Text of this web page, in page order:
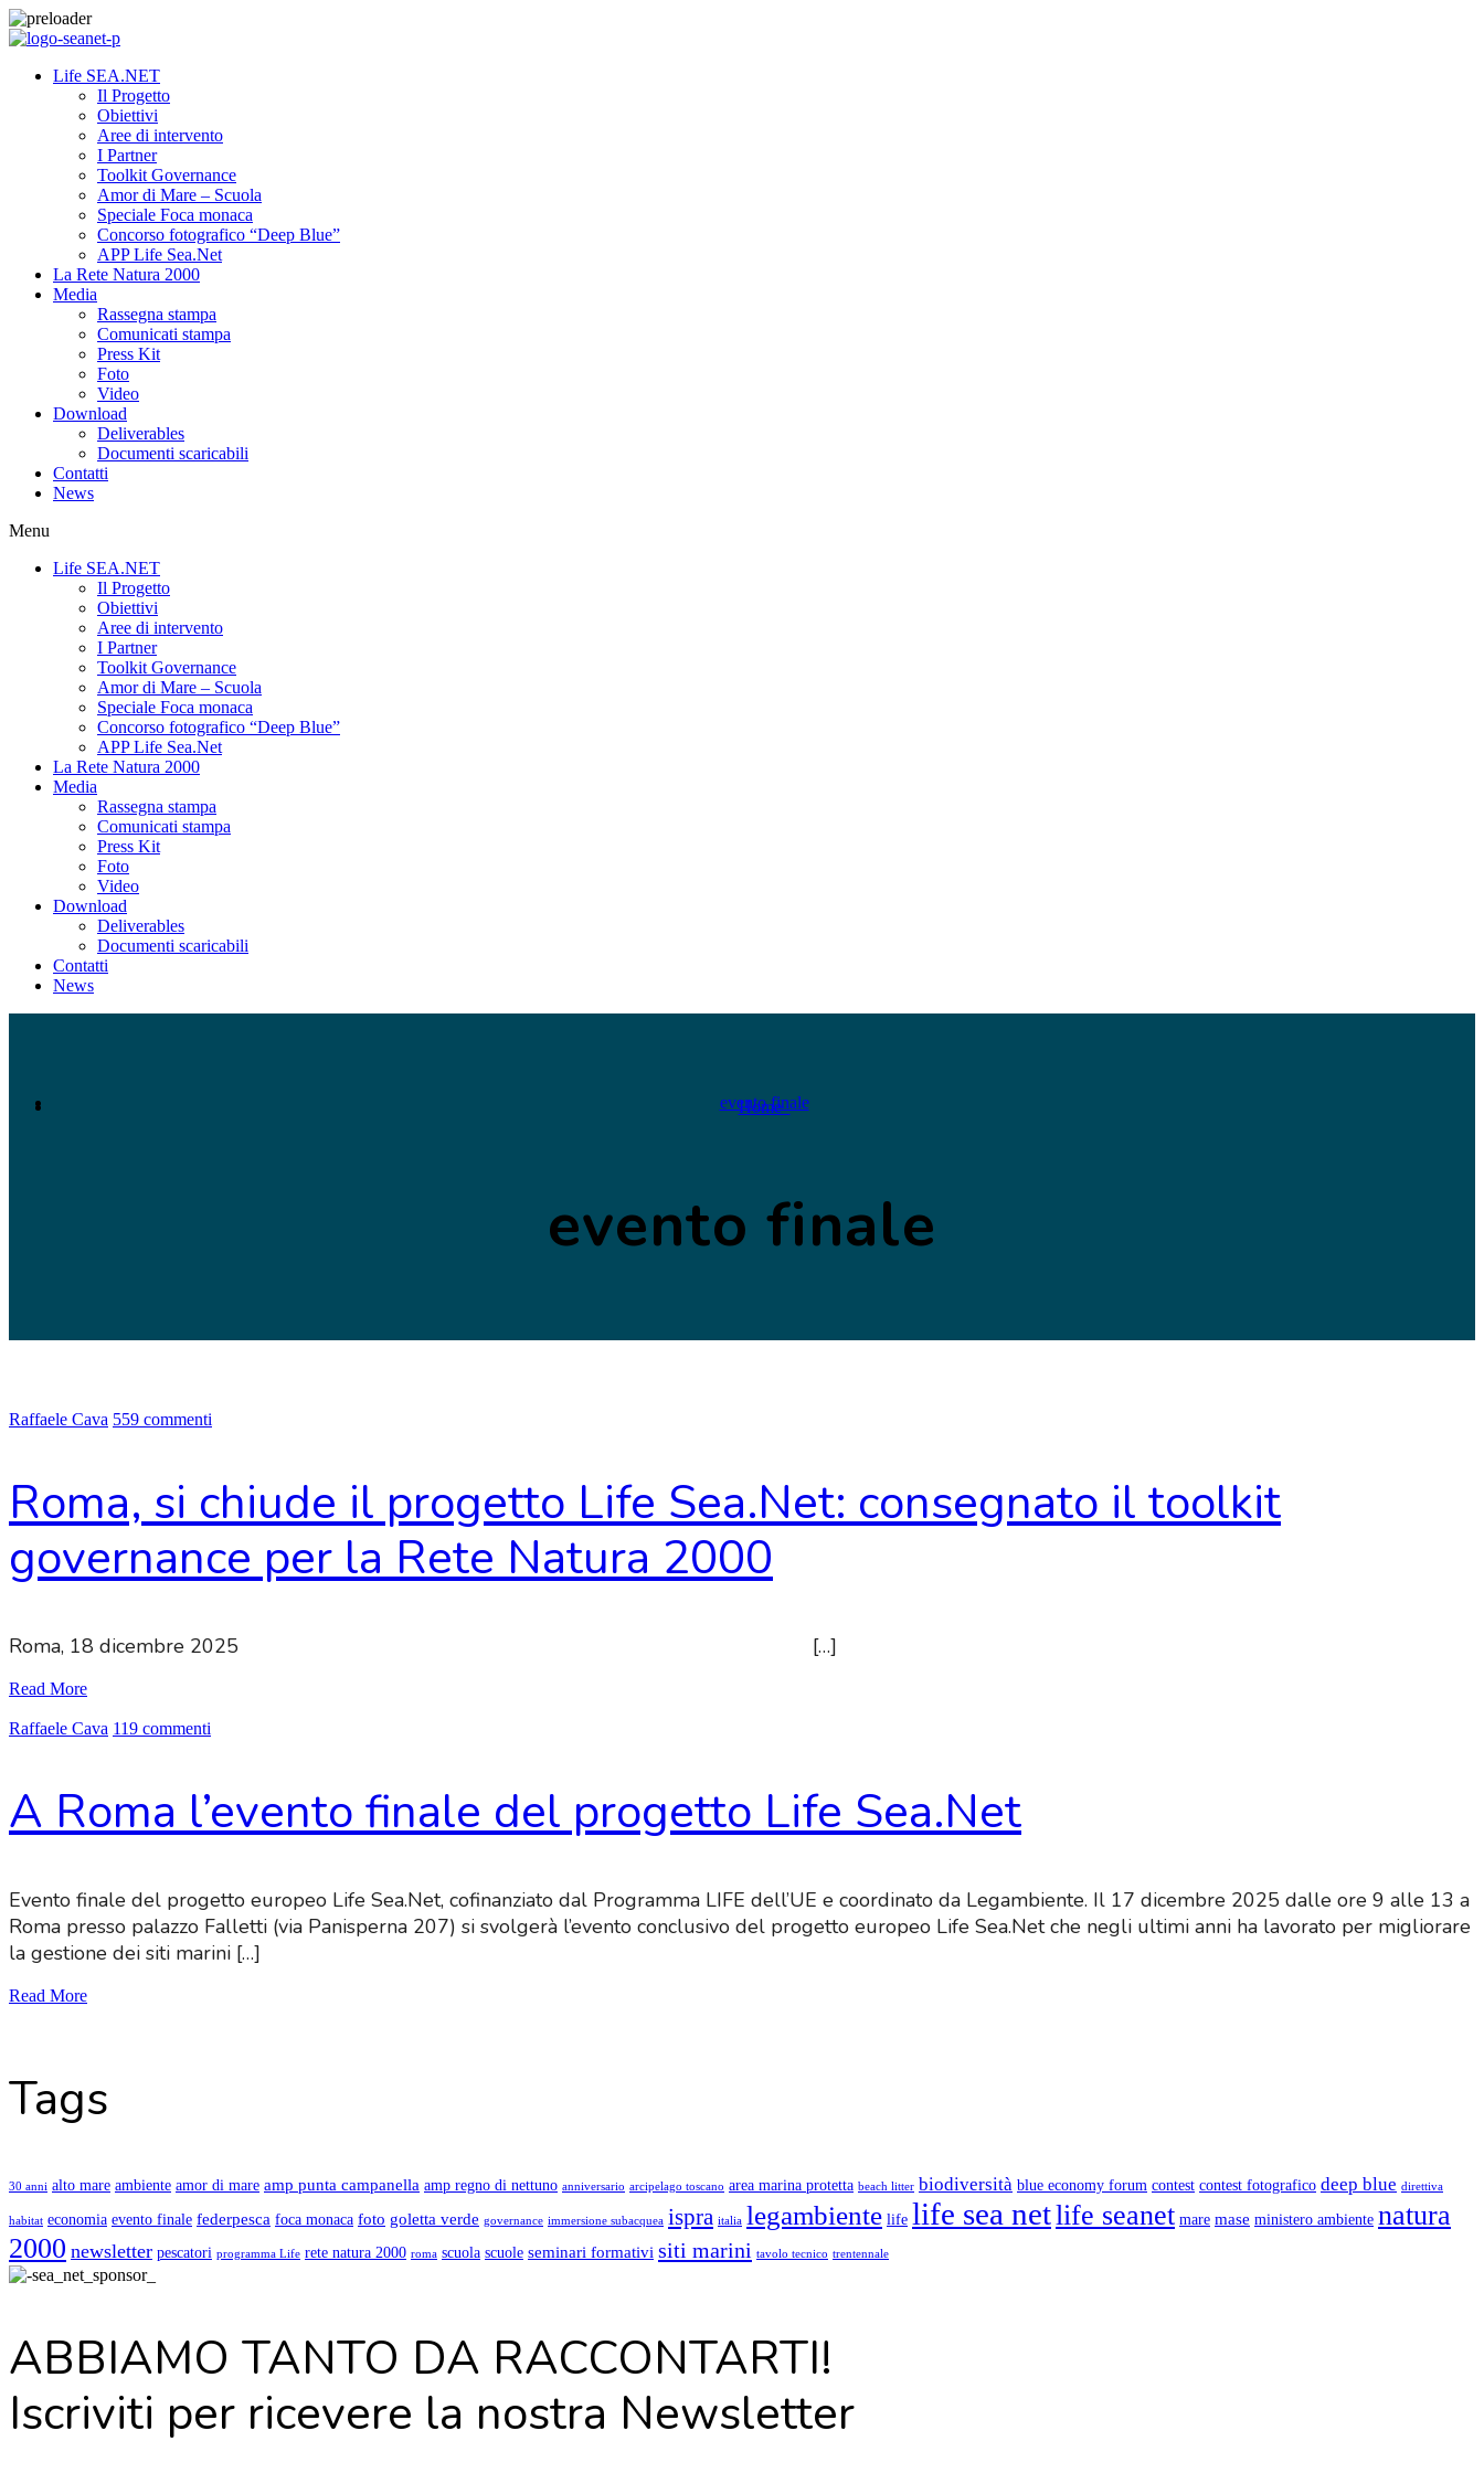
Life SEA.NET
Il Progetto
Obiettivi
Aree di intervento
I Partner
Toolkit Governance
Amor di Mare – Scuola
Speciale Foca monaca
Concorso fotografico “Deep Blue”
APP Life Sea.Net
La Rete Natura 2000
Media
Rassegna stampa
Comunicati stampa
Press Kit
Foto
Video
Download
Deliverables
Documenti scaricabili
Contatti
News
Menu
Life SEA.NET
Il Progetto
Obiettivi
Aree di intervento
I Partner
Toolkit Governance
Amor di Mare – Scuola
Speciale Foca monaca
Concorso fotografico “Deep Blue”
APP Life Sea.Net
La Rete Natura 2000
Media
Rassegna stampa
Comunicati stampa
Press Kit
Foto
Video
Download
Deliverables
Documenti scaricabili
Contatti
News
Home
evento finale
evento finale
Raffaele Cava 559 commenti
Roma, si chiude il progetto Life Sea.Net: consegnato il toolkit
governance per la Rete Natura 2000
Roma, 18 dicembre 2025 […]
Read More
Raffaele Cava 119 commenti
A Roma l’evento finale del progetto Life Sea.Net
Evento finale del progetto europeo Life Sea.Net, cofinanziato dal Programma LIFE dell’UE e coordinato da Legambiente. Il 17 dicembre 2025 dalle ore 9 alle 13 a
Roma presso palazzo Falletti (via Panisperna 207) si svolgerà l’evento conclusivo del progetto europeo Life Sea.Net che negli ultimi anni ha lavorato per migliorare
la gestione dei siti marini […]
Read More
Tags
30 anni alto mare ambiente amor di mare amp punta campanella amp regno di nettuno anniversario arcipelago toscano area marina protetta beach litter biodiversità blue economy forum contest contest fotografico deep blue direttiva
habitat economia evento finale federpesca foca monaca foto goletta verde governance immersione subacquea ispra italia legambiente life life sea netlife seanet mare mase ministero ambiente natura
2000 newsletter pescatori programma Life rete natura 2000 roma scuola scuole seminari formativi siti marini tavolo tecnico trentennale
ABBIAMO TANTO DA RACCONTARTI!
Iscriviti per ricevere la nostra Newsletter